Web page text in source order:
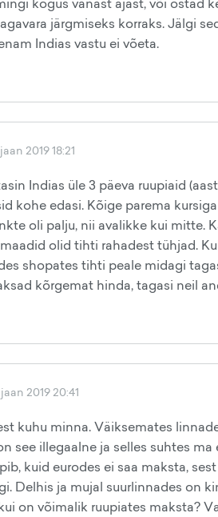
järgmiseks korraks. Jälgi
Indias vastu ei võeta.
2019 18:21
Indias üle 3 päeva ruupiaid
kohe edasi. Kõige parema
oli palju, nii avalikke kui mitte.
olid tihti rahadest tühjad.
shopates tihti peale midagi
kõrgemat hinda, tagasi neil
2019 20:41
kuhu minna. Väiksemates
see illegaalne ja selles suhtes
kuid eurodes ei saa maksta,
Delhis ja mujal suurlinnades on
on võimalik ruupiates maksta?